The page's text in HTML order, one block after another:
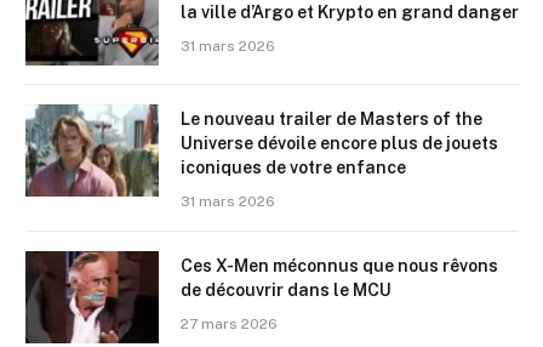
la ville d’Argo et Krypto en grand danger
31 mars 2026
Le nouveau trailer de Masters of the
Universe dévoile encore plus de jouets
iconiques de votre enfance
31 mars 2026
Ces X-Men méconnus que nous rêvons
de découvrir dans le MCU
27 mars 2026